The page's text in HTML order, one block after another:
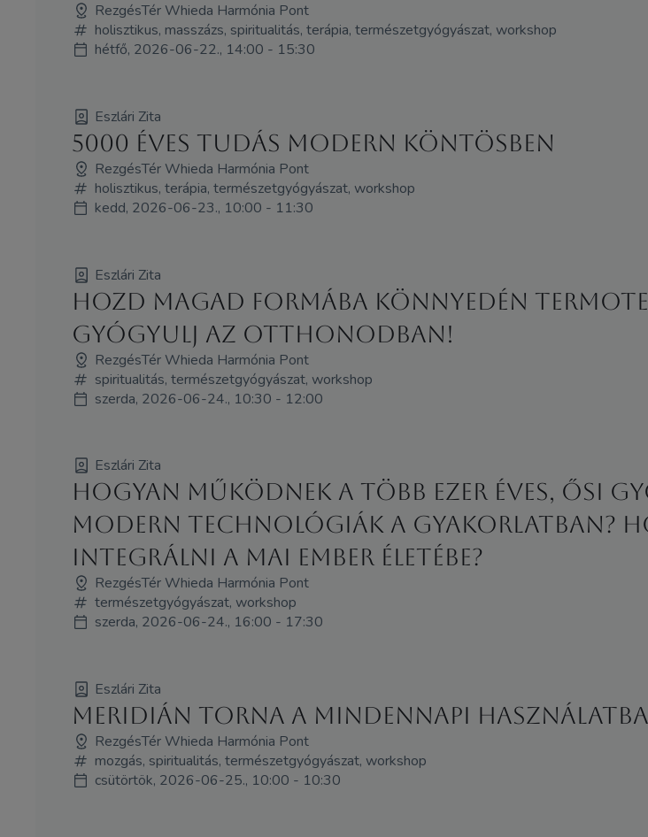
RezgésTér Whieda Harmónia Pont
holisztikus, masszázs, spiritualitás, terápia, természetgyógyászat, workshop
hétfő, 2026-06-22., 14:00 - 15:30
Eszlári Zita
5000 éves tudás Modern köntösben
RezgésTér Whieda Harmónia Pont
holisztikus, terápia, természetgyógyászat, workshop
kedd, 2026-06-23., 10:00 - 11:30
Eszlári Zita
Hozd magad formába könnyedén
Gyógyulj az otthonodban!
RezgésTér Whieda Harmónia Pont
spiritualitás, természetgyógyászat, workshop
szerda, 2026-06-24., 10:30 - 12:00
Eszlári Zita
Hogyan működnek a több ezer éves, ősi
modern technológiák a gyakorlatban?
integrálni a mai ember életébe?
RezgésTér Whieda Harmónia Pont
természetgyógyászat, workshop
szerda, 2026-06-24., 16:00 - 17:30
Eszlári Zita
Meridián Torna a mindennapi
RezgésTér Whieda Harmónia Pont
mozgás, spiritualitás, természetgyógyászat, workshop
csütörtök, 2026-06-25., 10:00 - 10:30